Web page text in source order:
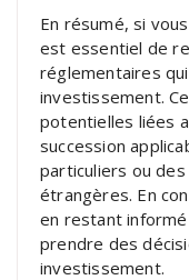
En résumé, si
est essentiel de
réglementaires
investissement.
potentielles liées
succession
particuliers ou
étrangères. En
en restant
prendre des
investissement.